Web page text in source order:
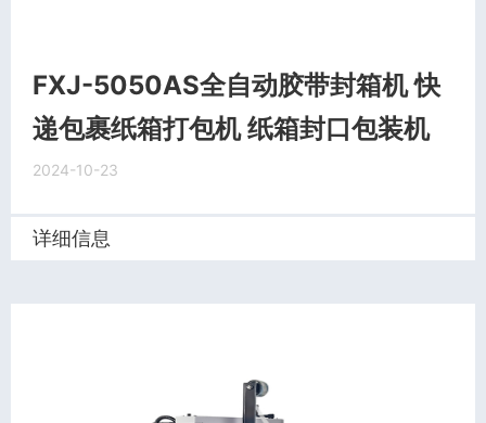
FXJ-5050AS全自动胶带封箱机 快
递包裹纸箱打包机 纸箱封口包装机
2024-10-23
详细信息